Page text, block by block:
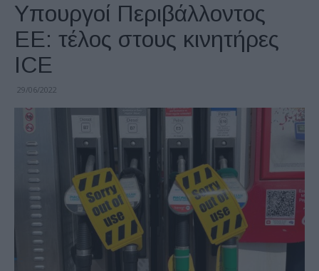
Υπουργοί Περιβάλλοντος
ΕΕ: τέλος στους κινητήρες
ICE
29/06/2022